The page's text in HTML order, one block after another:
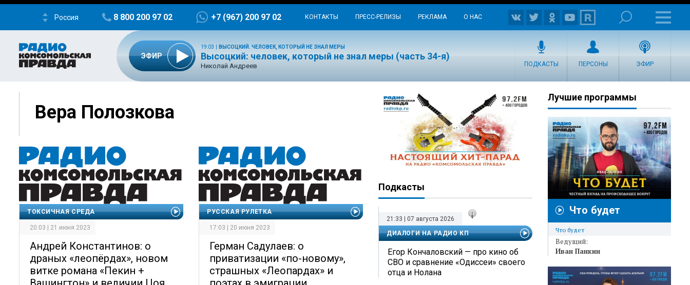
Россия 8 800 200 97 02 +7 (967) 200 97 02 КОНТАКТЫ ПРЕСС-РЕЛИЗЫ РЕКЛАМА О НАС
ЭФИР
19:03 ВЫСОЦКИЙ. ЧЕЛОВЕК, КОТОРЫЙ НЕ ЗНАЛ МЕРЫ
Высоцкий: человек, который не знал меры (часть 34-я)
Николай Андреев ПОДКАСТЫ ПЕРСОНЫ ЭФИР
Вера Полозкова
ТОКСИЧНАЯ СРЕДА
20:03 | 21 июня 2023
Андрей Константинов: о
драных «леопёрдах», новом
витке романа «Пекин +
РУССКАЯ РУЛЕТКА
17:03 | 20 июня 2023
Герман Садулаев: о
приватизации «по-новому»,
страшных «Леопардах» и
Подкасты
21:33 | 07 августа 2026
ДИАЛОГИ НА РАДИО КП
Егор Кончаловский — про кино об
СВО и сравнение «Одиссеи» своего
отца и Нолана
Лучшие программы
Что будет
Что будет
Ведущий:
Иван Панкин